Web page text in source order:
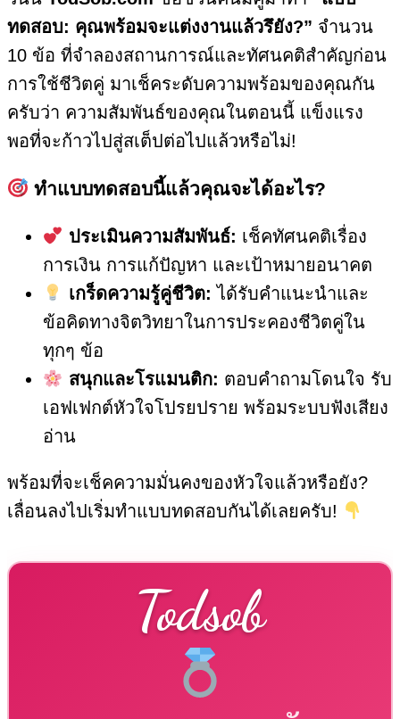
ทดสอบ: คุณพร้อมจะแต่งงานแล้วรึยัง?” จำนวน
10 ข้อ ที่จำลองสถานการณ์และทัศนคติสำคัญก่อน
การใช้ชีวิตคู่ มาเช็คระดับความพร้อมของคุณกัน
ครับว่า ความสัมพันธ์ของคุณในตอนนี้ แข็งแรง
พอที่จะก้าวไปสู่สเต็ปต่อไปแล้วหรือไม่!
ทำแบบทดสอบนี้แล้วคุณจะได้อะไร?
ประเมินความสัมพันธ์: เช็คทัศนคติเรื่อง
การเงิน การแก้ปัญหา และเป้าหมายอนาคต
เกร็ดความรู้คู่ชีวิต: ได้รับคำแนะนำและ
ข้อคิดทางจิตวิทยาในการประคองชีวิตคู่ใน
ทุกๆ ข้อ
สนุกและโรแมนติก: ตอบคำถามโดนใจ รับ
เอฟเฟกต์หัวใจโปรยปราย พร้อมระบบฟังเสียง
อ่าน
พร้อมที่จะเช็คความมั่นคงของหัวใจแล้วหรือยัง?
เลื่อนลงไปเริ่มทำแบบทดสอบกันได้เลยครับ!
Todsob